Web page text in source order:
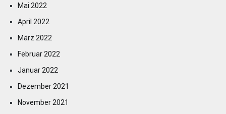
Mai 2022
April 2022
März 2022
Februar 2022
Januar 2022
Dezember 2021
November 2021